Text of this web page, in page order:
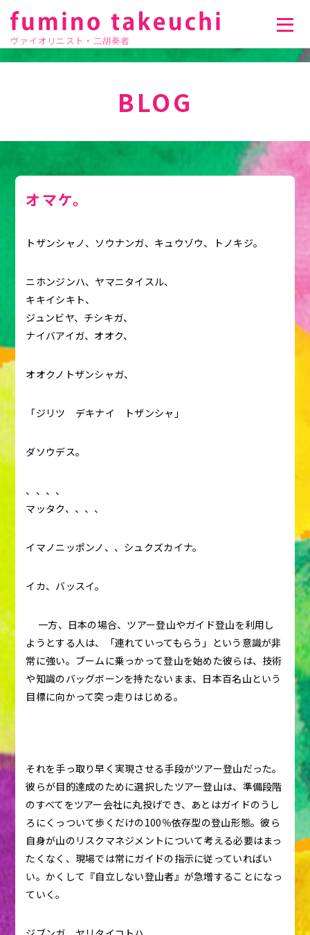
ヴァイオリニスト・二胡奏者
BLOG
オマケ。
トザンシャノ、ソウナンガ、キュウゾウ、トノキジ。
ニホンジンハ、ヤマニタイスル、
キキイシキト、
ジュンビヤ、チシキガ、
ナイバアイガ、オオク、
オオクノトザンシャガ、
「ジリツ デキナイ トザンシャ」
ダソウデス。
、、、、
マッタク、、、、
イマノニッポンノ、、シュクズカイナ。
イカ、バッスイ。
一方、日本の場合、ツアー登山やガイド登山を利用し
ようとする人は、「連れていってもらう」という意識が非
常に強い。ブームに乗っかって登山を始めた彼らは、技術
や知識のバッグボーンを持たないまま、日本百名山という
目標に向かって突っ走りはじめる。
それを手っ取り早く実現させる手段がツアー登山だった。
彼らが目的達成のために選択したツアー登山は、準備段階
のすべてをツアー会社に丸投げでき、あとはガイドのうし
ろにくっついて歩くだけの100％依存型の登山形態。彼ら
自身が山のリスクマネジメントについて考える必要はまっ
たくなく、現場では常にガイドの指示に従っていればい
い。かくして『自立しない登山者』が急増することになっ
ていく。